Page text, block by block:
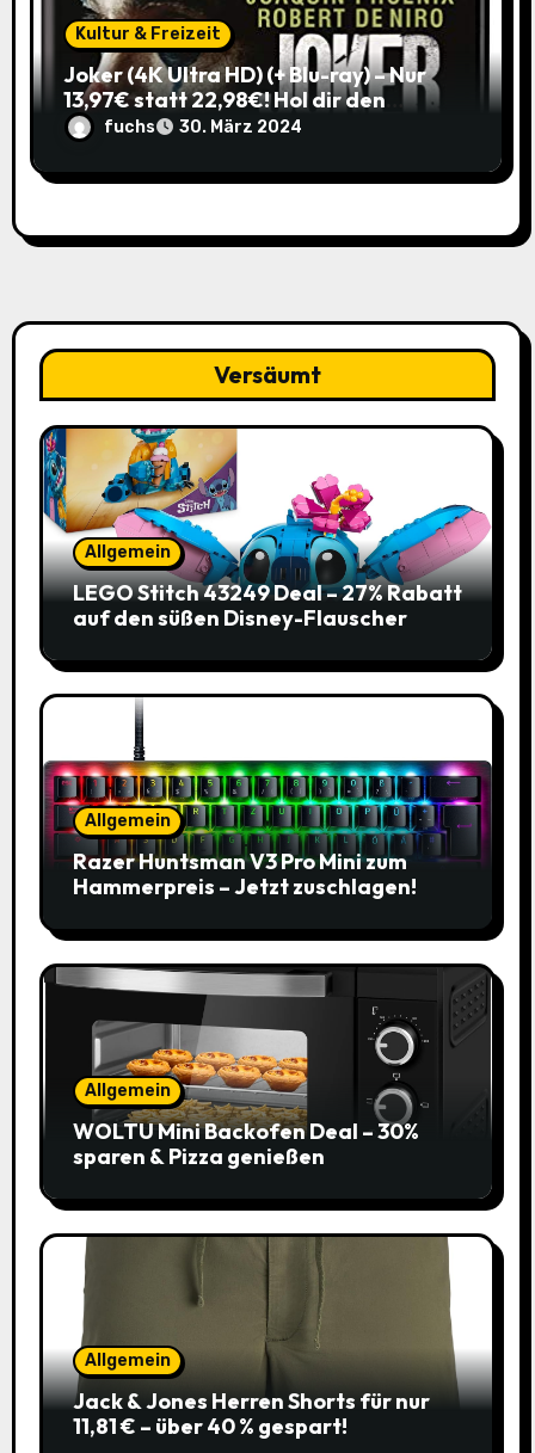
Kultur & Freizeit
Joker (4K Ultra HD) (+ Blu-ray) – Nur
13,97€ statt 22,98€! Hol dir den
ikonischen Film zum
Schnäppchenpreis!
fuchs 30. März 2024
Versäumt
Allgemein
LEGO Stitch 43249 Deal – 27% Rabatt
auf den süßen Disney-Flauscher
Allgemein
Razer Huntsman V3 Pro Mini zum
Hammerpreis – Jetzt zuschlagen!
Allgemein
WOLTU Mini Backofen Deal – 30%
sparen & Pizza genießen
Allgemein
Jack & Jones Herren Shorts für nur
11,81 € – über 40 % gespart!